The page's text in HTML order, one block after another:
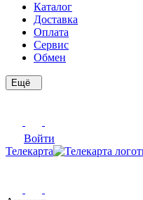
Каталог
Доставка
Оплата
Сервис
Обмен
Ещё
Войти
Телекарта